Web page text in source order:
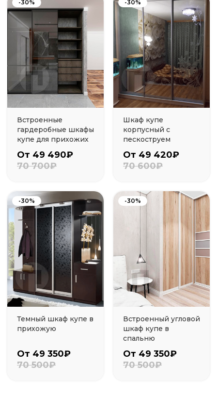
-30%
Встроенные
гардеробные шкафы
купе для прихожих
От 49 490₽
70 700₽
-30%
Шкаф купе
корпусный с
пескоструем
От 49 420₽
70 600₽
-30%
Темный шкаф купе в
прихожую
От 49 350₽
70 500₽
-30%
Встроенный угловой
шкаф купе в
спальню
От 49 350₽
70 500₽